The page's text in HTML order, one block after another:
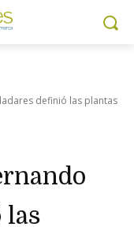
definió las plantas
las